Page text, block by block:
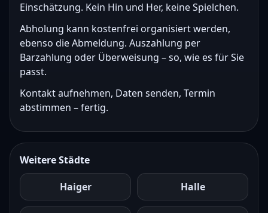
Einschätzung. Kein Hin und Her, keine Spielchen.
Abholung kann kostenfrei organisiert werden,
ebenso die Abmeldung. Auszahlung per
Barzahlung oder Überweisung – so, wie es für Sie
passt.
Kontakt aufnehmen, Daten senden, Termin
abstimmen – fertig.
Weitere Städte
Haiger Halle